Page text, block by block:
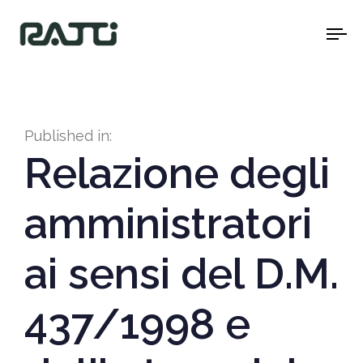
Published in:
Relazione degli
amministratori
ai sensi del D.M.
437/1998 e